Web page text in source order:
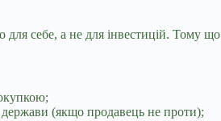
себе, а не для інвестицій. Тому
(якщо продавець не проти);